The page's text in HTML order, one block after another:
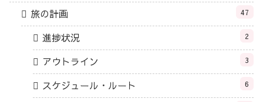
旅の計画 47
進捗状況 2
アウトライン 3
スケジュール・ルート 6